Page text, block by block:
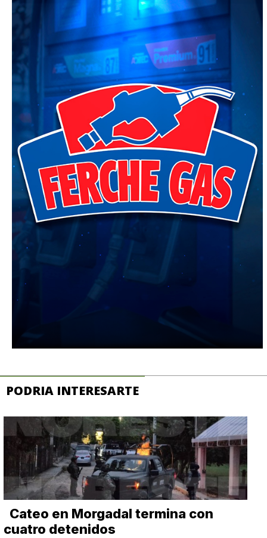
PODRIA INTERESARTE
Cateo en Morgadal termina con
cuatro detenidos